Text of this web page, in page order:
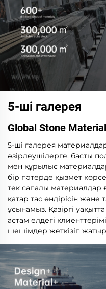
5-ші галерея
Global Stone
5-ші галерея
әзірлеушілерге, басты
мен құрылыс
бір пәтерде қызмет
тек сапалы материалдар
қатар тас өндірісін
ұсынамыз. Қазіргі
астам елдегі
шешімдер жеткізіп